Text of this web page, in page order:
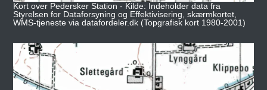
Kort over Pedersker Station - Kilde: Indeholder data fra
Styrelsen for Dataforsyning og Effektivisering, skærmkortet,
WMS-tjeneste via datafordeler.dk (Topgrafisk kort 1980-2001)